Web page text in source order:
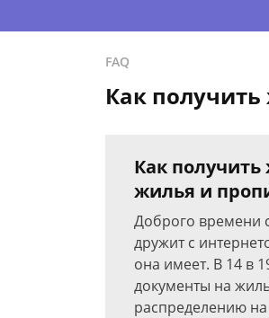
FAQ
Как получить
Как получить
жилья и
Доброго времени
дружит с
она имеет. В 14 в
документы на
распределению